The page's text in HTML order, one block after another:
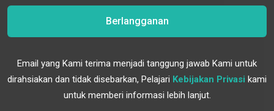
Berlangganan
Email yang Kami terima menjadi tanggung jawab Kami untuk
dirahsiakan dan tidak disebarkan, Pelajari Kebijakan Privasi kami
untuk memberi informasi lebih lanjut.